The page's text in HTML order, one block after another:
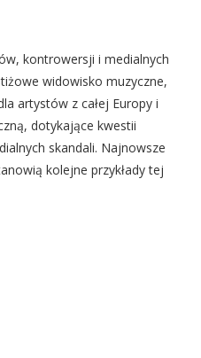
kontrowersji i medialnych
widowisko muzyczne,
artystów z całej Europy i
dotykające kwestii
skandali. Najnowsze
kolejne przykłady tej